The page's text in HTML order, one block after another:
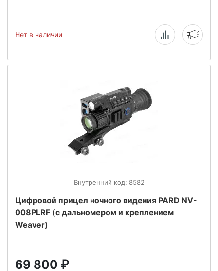
Нет в наличии
Внутренний код: 8582
Цифровой прицел ночного видения PARD NV-
008PLRF (с дальномером и креплением
Weaver)
69 800 ₽